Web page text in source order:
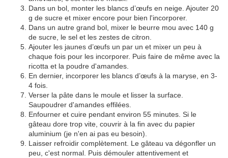
Dans un bol, monter les blancs d’œufs en neige. Ajouter 20
g de sucre et mixer encore pour bien l'incorporer.
Dans un autre grand bol, mixer le beurre mou avec 140 g
de sucre, le sel et les zestes de citron.
Ajouter les jaunes d’œufs un par un et mixer un peu à
chaque fois pour les incorporer. Puis faire de même avec la
ricotta et la poudre d'amandes.
En dernier, incorporer les blancs d’œufs à la maryse, en 3-
4 fois.
Verser la pâte dans le moule et lisser la surface.
Saupoudrer d'amandes effilées.
Enfourner et cuire pendant environ 55 minutes. Si le
gâteau dore trop vite, couvrir à la fin avec du papier
aluminium (je n'en ai pas eu besoin).
Laisser refroidir complètement. Le gâteau va dégonfler un
peu, c'est normal. Puis démouler attentivement et